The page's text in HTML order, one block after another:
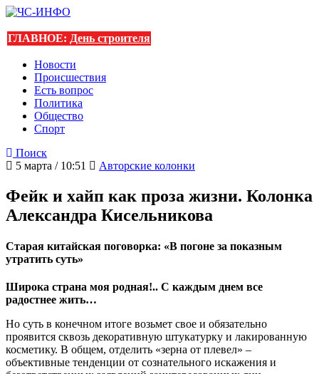
ГЛАВНОЕ: День строителя
Новости
Происшествия
Есть вопрос
Политика
Общество
Спорт
Поиск
5 марта / 10:51
Авторские колонки
Фейк и хайп как проза жизни. Колонка
Александра Кисельникова
Cтарая китайская поговорка: «В погоне за показным
утратить суть»
Широка страна моя родная!.. С каждым днем все
радостнее жить…
Но суть в конечном итоге возьмет свое и обязательно
проявится сквозь декоративную штукатурку и лакированную
косметику. В общем, отделить «зерна от плевел» –
объективные тенденции от сознательного искажения и